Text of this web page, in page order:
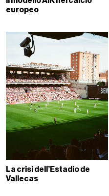
europeo
La crisi dell’Estadio de
Vallecas